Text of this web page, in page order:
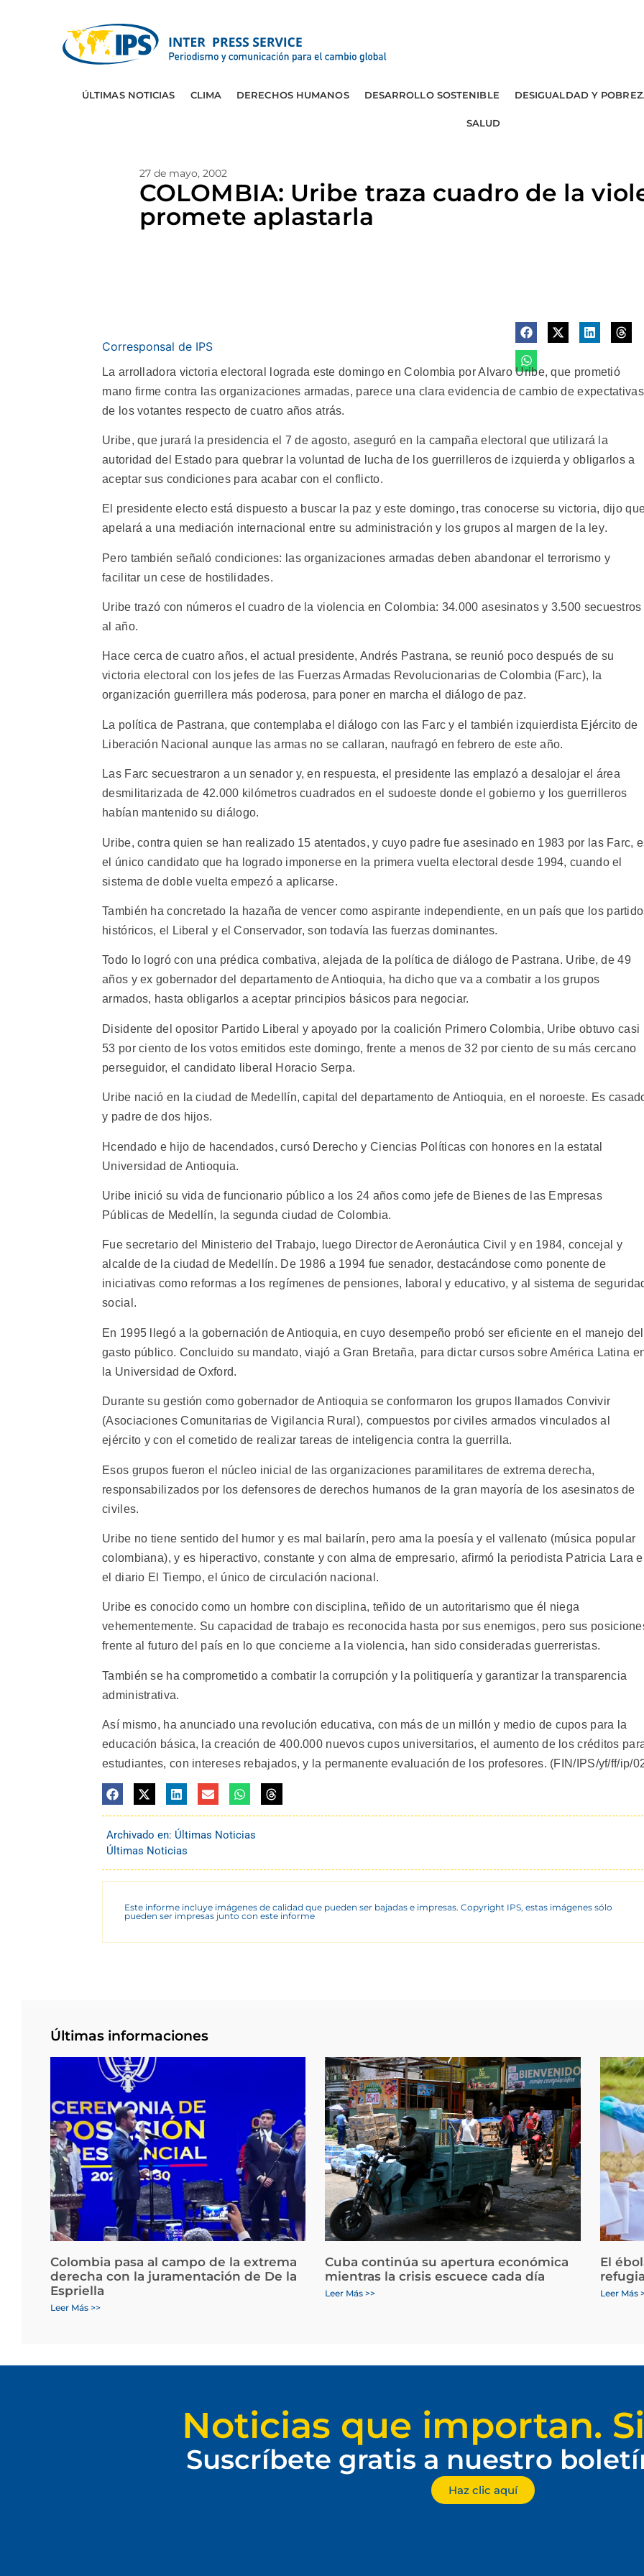
ÚLTIMAS NOTICIAS CLIMA DERECHOS HUMANOS DESARROLLO SOSTENIBLE DESIGUALDAD Y
SALUD
27 de mayo, 2002
COLOMBIA: Uribe traza cuadro de la
promete aplastarla
Corresponsal de IPS
La arrolladora victoria electoral lograda este domingo en Colombia por Alvaro Uribe, que prometió
mano firme contra las organizaciones armadas, parece una clara evidencia de cambio de expectativas
de los votantes respecto de cuatro años atrás.
Uribe, que jurará la presidencia el 7 de agosto, aseguró en la campaña electoral que utilizará la
autoridad del Estado para quebrar la voluntad de lucha de los guerrilleros de izquierda y obligarlos a
aceptar sus condiciones para acabar con el conflicto.
El presidente electo está dispuesto a buscar la paz y este domingo, tras conocerse su victoria, dijo
apelará a una mediación internacional entre su administración y los grupos al margen de la ley.
Pero también señaló condiciones: las organizaciones armadas deben abandonar el terrorismo y
facilitar un cese de hostilidades.
Uribe trazó con números el cuadro de la violencia en Colombia: 34.000 asesinatos y 3.500 secuestros
al año.
Hace cerca de cuatro años, el actual presidente, Andrés Pastrana, se reunió poco después de su
victoria electoral con los jefes de las Fuerzas Armadas Revolucionarias de Colombia (Farc), la
organización guerrillera más poderosa, para poner en marcha el diálogo de paz.
La política de Pastrana, que contemplaba el diálogo con las Farc y el también izquierdista Ejército de
Liberación Nacional aunque las armas no se callaran, naufragó en febrero de este año.
Las Farc secuestraron a un senador y, en respuesta, el presidente las emplazó a desalojar el área
desmilitarizada de 42.000 kilómetros cuadrados en el sudoeste donde el gobierno y los guerrilleros
habían mantenido su diálogo.
Uribe, contra quien se han realizado 15 atentados, y cuyo padre fue asesinado en 1983 por las Farc,
el único candidato que ha logrado imponerse en la primera vuelta electoral desde 1994, cuando el
sistema de doble vuelta empezó a aplicarse.
También ha concretado la hazaña de vencer como aspirante independiente, en un país que los
históricos, el Liberal y el Conservador, son todavía las fuerzas dominantes.
Todo lo logró con una prédica combativa, alejada de la política de diálogo de Pastrana. Uribe, de 49
años y ex gobernador del departamento de Antioquia, ha dicho que va a combatir a los grupos
armados, hasta obligarlos a aceptar principios básicos para negociar.
Disidente del opositor Partido Liberal y apoyado por la coalición Primero Colombia, Uribe obtuvo casi
53 por ciento de los votos emitidos este domingo, frente a menos de 32 por ciento de su más cercano
perseguidor, el candidato liberal Horacio Serpa.
Uribe nació en la ciudad de Medellín, capital del departamento de Antioquia, en el noroeste. Es
y padre de dos hijos.
Hcendado e hijo de hacendados, cursó Derecho y Ciencias Políticas con honores en la estatal
Universidad de Antioquia.
Uribe inició su vida de funcionario público a los 24 años como jefe de Bienes de las Empresas
Públicas de Medellín, la segunda ciudad de Colombia.
Fue secretario del Ministerio del Trabajo, luego Director de Aeronáutica Civil y en 1984, concejal y
alcalde de la ciudad de Medellín. De 1986 a 1994 fue senador, destacándose como ponente de
iniciativas como reformas a los regímenes de pensiones, laboral y educativo, y al sistema de
social.
En 1995 llegó a la gobernación de Antioquia, en cuyo desempeño probó ser eficiente en el manejo del
gasto público. Concluido su mandato, viajó a Gran Bretaña, para dictar cursos sobre América Latina
la Universidad de Oxford.
Durante su gestión como gobernador de Antioquia se conformaron los grupos llamados Convivir
(Asociaciones Comunitarias de Vigilancia Rural), compuestos por civiles armados vinculados al
ejército y con el cometido de realizar tareas de inteligencia contra la guerrilla.
Esos grupos fueron el núcleo inicial de las organizaciones paramilitares de extrema derecha,
responsabilizados por los defensores de derechos humanos de la gran mayoría de los asesinatos de
civiles.
Uribe no tiene sentido del humor y es mal bailarín, pero ama la poesía y el vallenato (música popular
colombiana), y es hiperactivo, constante y con alma de empresario, afirmó la periodista Patricia Lara
el diario El Tiempo, el único de circulación nacional.
Uribe es conocido como un hombre con disciplina, teñido de un autoritarismo que él niega
vehementemente. Su capacidad de trabajo es reconocida hasta por sus enemigos, pero sus
frente al futuro del país en lo que concierne a la violencia, han sido consideradas guerreristas.
También se ha comprometido a combatir la corrupción y la politiquería y garantizar la transparencia
administrativa.
Así mismo, ha anunciado una revolución educativa, con más de un millón y medio de cupos para la
educación básica, la creación de 400.000 nuevos cupos universitarios, el aumento de los créditos
estudiantes, con intereses rebajados, y la permanente evaluación de los profesores. (FIN/IPS/yf/ff/ip/
Archivado en: Últimas Noticias
Últimas Noticias
Este informe incluye imágenes de calidad que pueden ser bajadas e impresas. Copyright IPS, estas imágenes sólo
pueden ser impresas junto con este informe
Últimas informaciones
Colombia pasa al campo de la extrema
derecha con la juramentación de De la
Espriella
Leer Más >>
Cuba continúa su apertura económica
mientras la crisis escuece cada día
Leer Más >>
El
Leer Más
Noticias que importan.
Suscríbete gratis a nuestro
Haz clic aquí